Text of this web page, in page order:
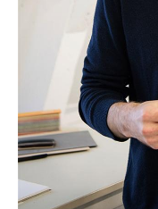
Garderoben
Einzelteile
... alle
Licht
Hängeleuchten &